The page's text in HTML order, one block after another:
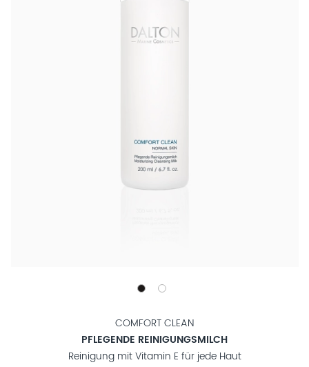
COMFORT CLEAN
PFLEGENDE REINIGUNGSMILCH
Reinigung mit Vitamin E für jede Haut